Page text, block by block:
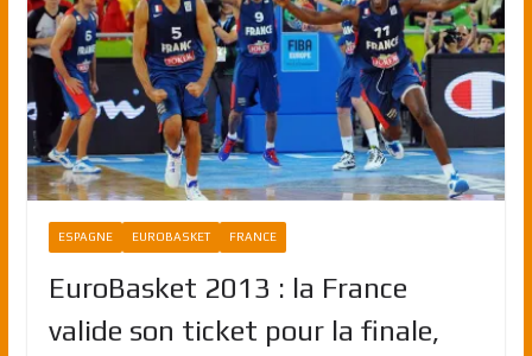
ESPAGNE EUROBASKET FRANCE
EuroBasket 2013 : la France
valide son ticket pour la finale,